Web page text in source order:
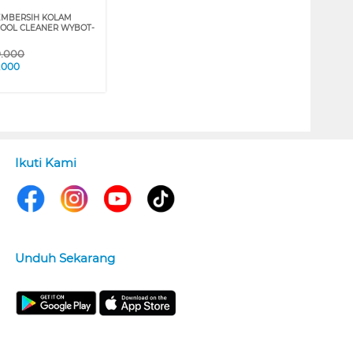
KOLAM
CLEANER WYBOT-
Ikuti Kami
Unduh Sekarang